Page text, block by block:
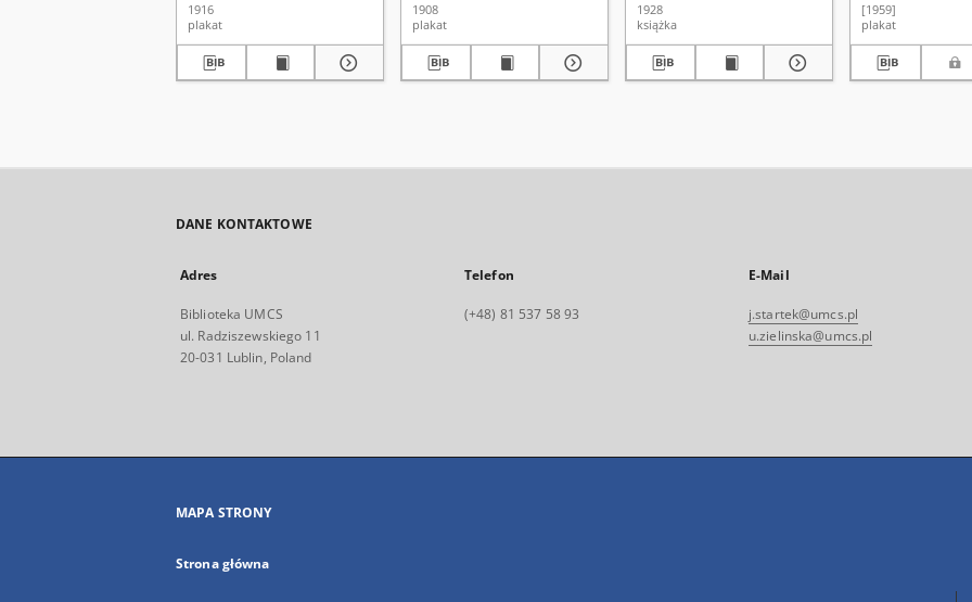
1916
plakat
1908
plakat
1928
książka
[1959]
plakat
DANE KONTAKTOWE
Adres
Biblioteka UMCS
ul. Radziszewskiego 11
20-031 Lublin, Poland
Telefon
(+48) 81 537 58 93
E-Mail
j.startek@umcs.pl
u.zielinska@umcs.pl
MAPA STRONY
Strona główna